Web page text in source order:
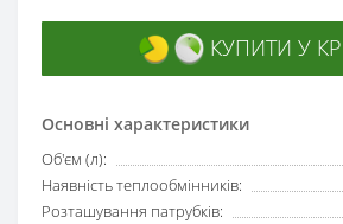
Основні характеристики
Об'єм (л):
Наявність теплообмінників:
Розташування патрубків:
КУПИТИ У